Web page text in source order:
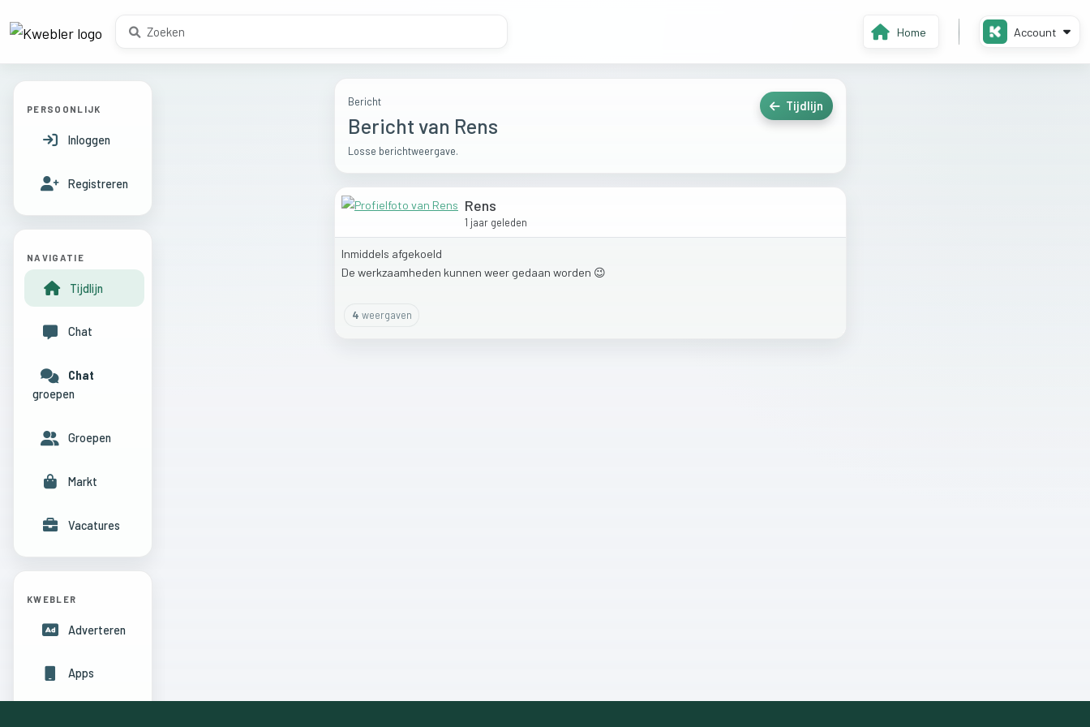
Home Account
Bericht
Bericht van Rens
Losse berichtweergave.
Tijdlijn
Rens
1 jaar geleden
Inmiddels afgekoeld
De werkzaamheden kunnen weer gedaan worden 😉
4 weergaven
PERSOONLIJK
Inloggen
Registreren
NAVIGATIE
Tijdlijn
Chat
Chat
groepen
Groepen
Markt
Vacatures
KWEBLER
Adverteren
Apps